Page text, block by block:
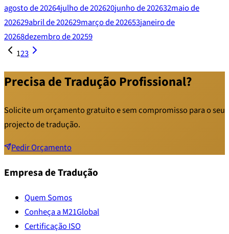
agosto de 20264julho de 202620junho de 202632maio de
202629abril de 202629março de 202653janeiro de
20268dezembro de 20259
123
Precisa de Tradução Profissional?
Solicite um orçamento gratuito e sem compromisso para o seu
projecto de tradução.
Pedir Orçamento
Empresa de Tradução
Quem Somos
Conheça a M21Global
Certificação ISO